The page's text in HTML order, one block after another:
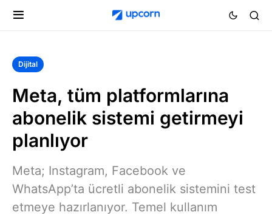
Dijital
Meta, tüm platformlarına
abonelik sistemi getirmeyi
planlıyor
Meta; Instagram, Facebook ve
WhatsApp’ta ücretli abonelik sistemini test
etmeye hazırlanıyor. Temel kullanım